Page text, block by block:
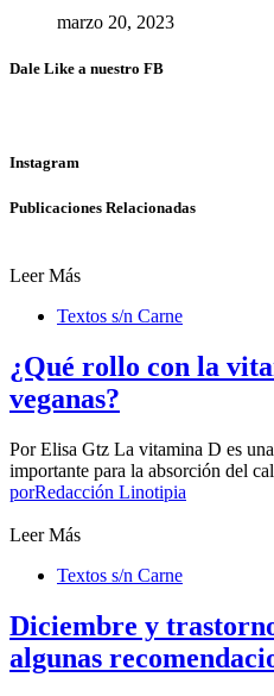
marzo 20, 2023
Dale Like a nuestro FB
Instagram
Publicaciones Relacionadas
Leer Más
Textos s/n Carne
¿Qué rollo con la
veganas?
Por Elisa Gtz La vitamina D es
importante para la absorción del
porRedacción Linotipia
Leer Más
Textos s/n Carne
Diciembre y
algunas